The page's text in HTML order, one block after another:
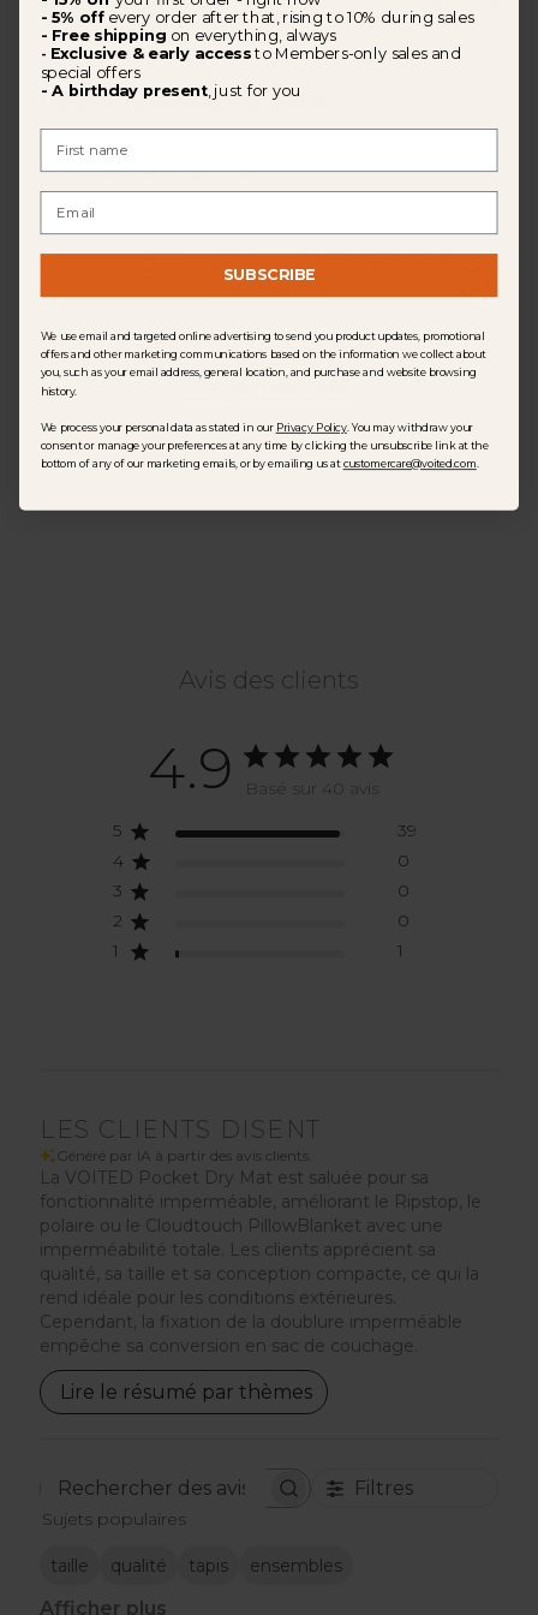
Acheteur vérifié
I did'nt recieved my order.
I did'nt recieved my order.
Cette critique a-t-elle été utile?
Charger plus d'avis
Avis des clients
4.9
Basé sur 40 avis
5
39
4
0
3
0
2
0
1
1
LES CLIENTS DISENT
Généré par IA à partir des avis clients.
La VOITED Pocket Dry Mat est saluée pour sa
fonctionnalité imperméable, améliorant le Ripstop, le
polaire ou le Cloudtouch PillowBlanket avec une
imperméabilité totale. Les clients apprécient sa
qualité, sa taille et sa conception compacte, ce qui la
rend idéale pour les conditions extérieures.
Cependant, la fixation de la doublure imperméable
empêche sa conversion en sac de couchage.
Lire le résumé par thèmes
Rechercher
des
Filtres
Sujets populaires
taille qualité tapis ensembles
Afficher plus
- 5% offevery order after that, rising to 10% during sales
- Free shipping on everything, always
- Exclusive & early accessto Members-only sales and
special offers
- A birthday present, just for you
First Name
Email
SUBSCRIBE
We use email and targeted online advertising to send you product updates, promotional
offers and other marketing communications based on the information we collect about
you, such as your email address, general location, and purchase and website browsing
history.
We process your personal data as stated in our Privacy Policy. You may withdraw your
consent or manage your preferences at any time by clicking the unsubscribe link at the
bottom of any of our marketing emails, or by emailing us atcustomercare@voited.com.